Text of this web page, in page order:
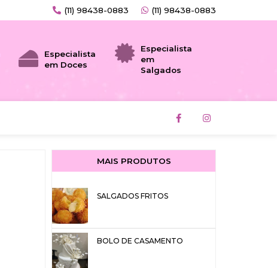
(11) 98438-0883 (11) 98438-0883
Especialista
em Doces
Especialista
em
Salgados
F
a
b
I
n
a
MAIS PRODUTOS
SALGADOS FRITOS
BOLO DE CASAMENTO